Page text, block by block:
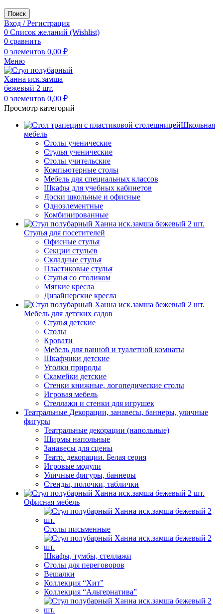
Поиск
Вход / Регистрация
0 Список желаний (Wishlist)
0 сравнить
0 элементов 0,00 ₽
Меню
0 элементов 0,00 ₽
Просмотр категорий
Школьная
мебель
Столы ученические
Стулья ученические
Столы учительские
Компьютерные столы
Мебель для специальных классов
Шкафы для учебных кабинетов
Доски школьные и офисные
Одноэлементные
Комбинированные
Стулья для посетителей
Офисные стулья
Секции стульев
Складные стулья
Пластиковые стулья
Стулья со столиком
Мягкие кресла
Дизайнерские кресла
Мебель для детских садов
Стулья детские
Столы
Кровати
Мебель для ванной и туалетной комнаты
Шкафчики детские
Уголки природы
Скамейки детские
Стенки книжные, логопедические столы
Игровая мебель
Стеллажи и стенки для игрушек
Театральные Декорации, занавесы, баннеры, уличные
фигуры
Театральные декорации (напольные)
Ширмы напольные
Занавесы для сцены
Театр. декорации. Белая серия
Игровые модули
Уличные фигуры, баннеры
Стенды, полочки, таблички
Офисная мебель
Столы письменные
Шкафы, тумбы, стеллажи
Столы для переговоров
Вешалки
Коллекция “Хит”
Коллекция “Альтернатива”